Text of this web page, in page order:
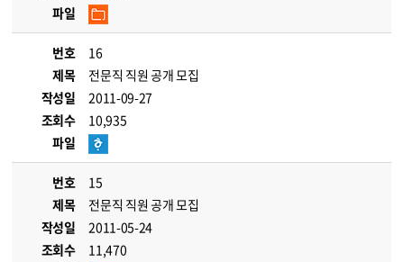
파일
번호
16
제목
전문직 직원 공개 모집
작성일
2011-09-27
조회수
10,935
파일
번호
15
제목
전문직 직원 공개 모집
작성일
2011-05-24
조회수
11,470